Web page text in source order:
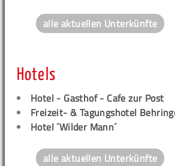
alle aktuellen Unterkünfte
Hotels
Hotel - Gasthof - Cafe zur Post
Freizeit- & Tagungshotel
Hotel ´Wilder Mann´
alle aktuellen Unterkünfte